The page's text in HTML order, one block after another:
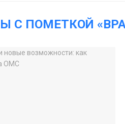
С ПОМЕТКОЙ